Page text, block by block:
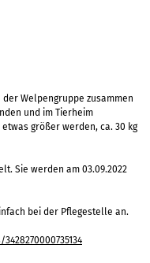
Welpengruppe zusammen
und im Tierheim
größer werden, ca. 30 kg
Sie werden am 03.09.2022
bei der Pflegestelle an.